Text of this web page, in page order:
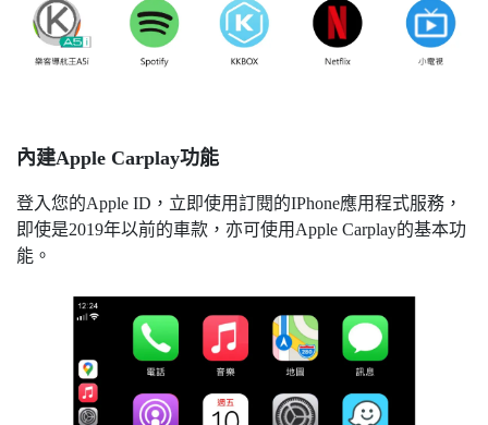
內建Apple Carplay功能
登入您的Apple ID，立即使用訂閱的IPhone應用程式服務，
即使是2019年以前的車款，亦可使用Apple Carplay的基本功
能。